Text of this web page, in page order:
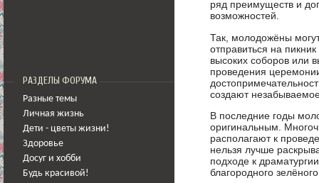
РАЗДЕЛЫ ФОРУМА
Разные темы
Личная жизнь
Дети - цветы жизни!
Здоровье
Досуг и хобби
Будь красивой!
ряд преимуществ и
возможностей.
Так, молодожёны
отправиться на
высоких соборов или
проведения
создают
В последние годы
оригинальным.
располагают к
нельзя лучше
подходе к
благородного